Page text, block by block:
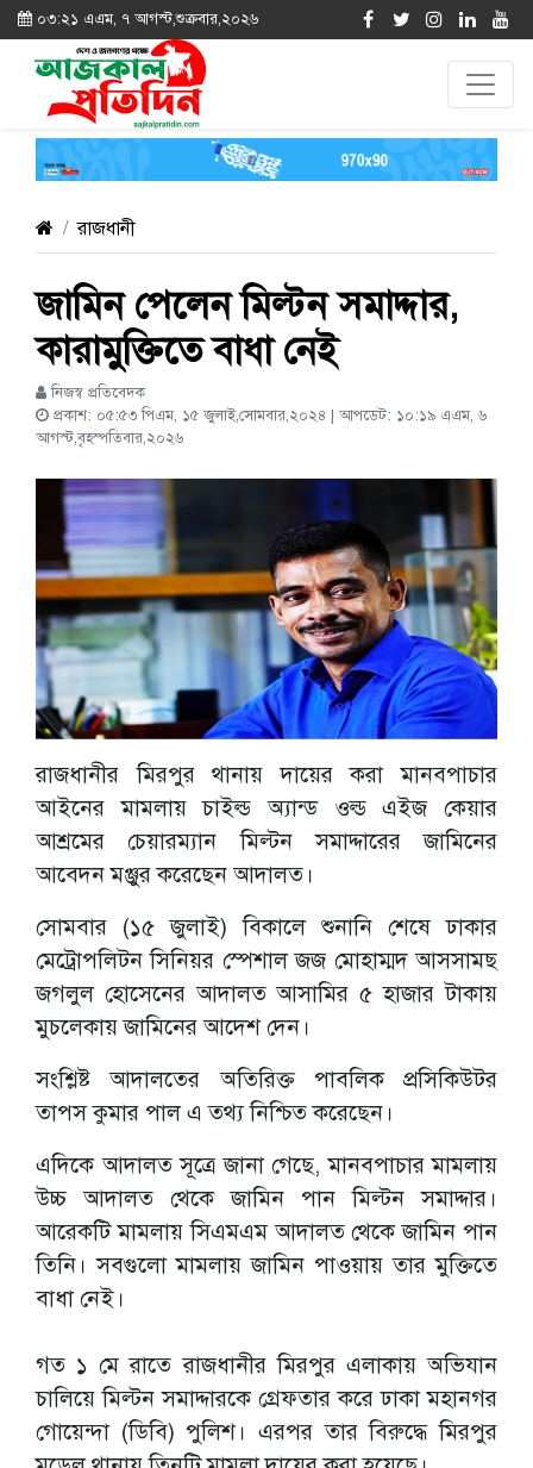
০৩:২১ এএম, ৭ আগস্ট,শুক্রবার,২০২৬
রাজধানী
জামিন পেলেন মিল্টন সমাদ্দার,
কারামুক্তিতে বাধা নেই
নিজস্ব প্রতিবেদক
প্রকাশ: ০৫:৫৩ পিএম, ১৫ জুলাই,সোমবার,২০২৪ | আপডেট: ১০:১৯ এএম, ৬
আগস্ট,বৃহস্পতিবার,২০২৬
রাজধানীর মিরপুর থানায় দায়ের করা মানবপাচার
আইনের মামলায় চাইল্ড অ্যান্ড ওল্ড এইজ কেয়ার
আশ্রমের চেয়ারম্যান মিল্টন সমাদ্দারের জামিনের
আবেদন মঞ্জুর করেছেন আদালত।
সোমবার (১৫ জুলাই) বিকালে শুনানি শেষে ঢাকার
মেট্রোপলিটন সিনিয়র স্পেশাল জজ মোহাম্মদ আসসামছ
জগলুল হোসেনের আদালত আসামির ৫ হাজার টাকায়
মুচলেকায় জামিনের আদেশ দেন।
সংশ্লিষ্ট আদালতের অতিরিক্ত পাবলিক প্রসিকিউটর
তাপস কুমার পাল এ তথ্য নিশ্চিত করেছেন।
এদিকে আদালত সূত্রে জানা গেছে, মানবপাচার মামলায়
উচ্চ আদালত থেকে জামিন পান মিল্টন সমাদ্দার।
আরেকটি মামলায় সিএমএম আদালত থেকে জামিন পান
তিনি। সবগুলো মামলায় জামিন পাওয়ায় তার মুক্তিতে
বাধা নেই।
গত ১ মে রাতে রাজধানীর মিরপুর এলাকায় অভিযান
চালিয়ে মিল্টন সমাদ্দারকে গ্রেফতার করে ঢাকা মহানগর
গোয়েন্দা (ডিবি) পুলিশ। এরপর তার বিরুদ্ধে মিরপুর